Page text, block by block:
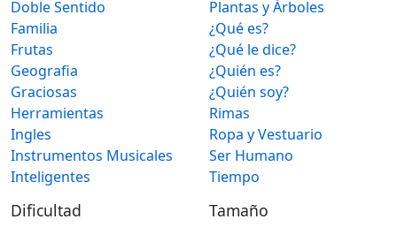
Doble Sentido
Familia
Frutas
Geografia
Graciosas
Herramientas
Ingles
Instrumentos Musicales
Inteligentes
Plantas y Árboles
¿Qué es?
¿Qué le dice?
¿Quién es?
¿Quién soy?
Rimas
Ropa y Vestuario
Ser Humano
Tiempo
Dificultad Tamaño